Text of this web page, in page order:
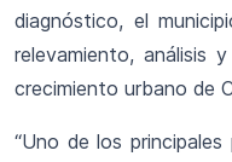
diagnóstico, el
relevamiento, análisis
crecimiento urbano de
“Uno de los